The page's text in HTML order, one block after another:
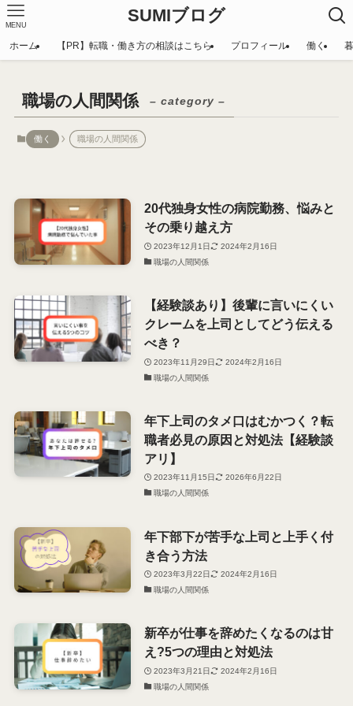
SUMIブログ
MENU
ホーム 【PR】転職・働き方の相談はこちら プロフィール 働く
職場の人間関係 – category –
働く 職場の人間関係
20代独身女性の病院勤務、悩みと
その乗り越え方
2023年12月1日
2024年2月16日
職場の人間関係
【経験談あり】後輩に言いにくい
クレームを上司としてどう伝える
べき？
2023年11月29日
2024年2月16日
職場の人間関係
年下上司のタメ口はむかつく？転
職者必見の原因と対処法【経験談
アリ】
2023年11月15日
2026年6月22日
職場の人間関係
年下部下が苦手な上司と上手く付
き合う方法
2023年3月22日
2024年2月16日
職場の人間関係
新卒が仕事を辞めたくなるのは甘
え?5つの理由と対処法
2023年3月21日
2024年2月16日
職場の人間関係